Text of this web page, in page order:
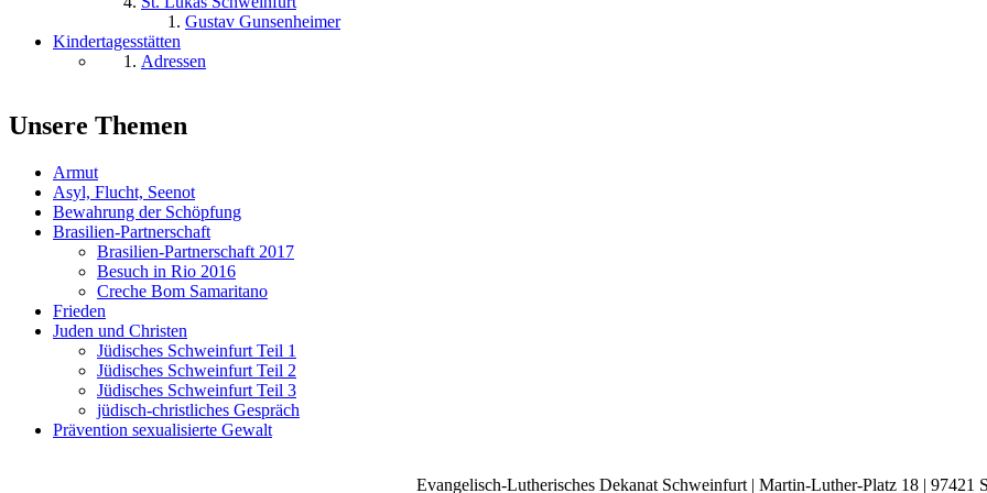
Gustav Gunsenheimer
Kindertagesstätten
Adressen
Unsere Themen
Armut
Asyl, Flucht, Seenot
Bewahrung der Schöpfung
Brasilien-Partnerschaft
Brasilien-Partnerschaft 2017
Besuch in Rio 2016
Creche Bom Samaritano
Frieden
Juden und Christen
Jüdisches Schweinfurt Teil 1
Jüdisches Schweinfurt Teil 2
Jüdisches Schweinfurt Teil 3
jüdisch-christliches Gespräch
Prävention sexualisierte Gewalt
Evangelisch-Lutherisches Dekanat Schweinfurt | Martin-Luther-Platz 18 | 97421